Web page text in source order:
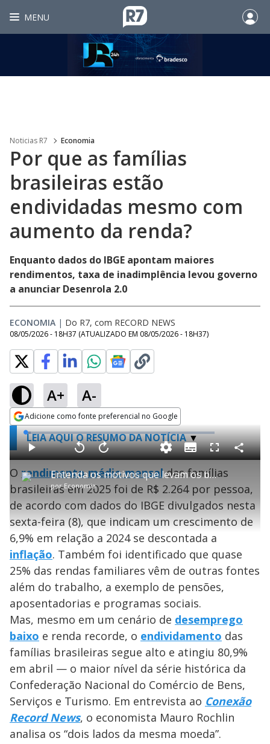
MENU
Noticias R7 Economia
Por que as famílias
brasileiras estão
endividadas mesmo com
aumento da renda?
Enquanto dados do IBGE apontam maiores
rendimentos, taxa de inadimplência levou governo
a anunciar Desenrola 2.0
ECONOMIA | Do R7, com RECORD NEWS
08/05/2026 - 18H37 (ATUALIZADO EM 08/05/2026 - 18H37)
A+ A-
Adicione como fonte preferencial no Google
Opens in new window
LEIA AQUI O RESUMO DA NOTÍCIA
P
l
a
y
V
i
d
e
Entenda os motivos que levam os brasileiros ao endividamento
porEconomia
P
a
y
V
l
t
r
1
s
e
g
u
d
o
A
a
n
a
r
0
s
e
g
n
d
s
u
d
L
o
a
d
e
:
2
.
9
0
S
u
b
t
i
t
F
l
l
c
r
e
n
C
o
r
t
l
h
O rendimento médio mensaldas famílias
brasileiras em 2025 foi de R$ 2.264 por pessoa,
de acordo com dados do IBGE divulgados nesta
sexta-feira (8), que indicam um crescimento de
6,9% em relação a 2024 se descontada a
inflação. Também foi identificado que quase
25% das rendas familiares vêm de outras fontes
além do trabalho, a exemplo de pensões,
aposentadorias e programas sociais.
Mas, mesmo em um cenário de desemprego
baixo e renda recorde, o endividamento das
famílias brasileiras segue alto e atingiu 80,9%
em abril — o maior nível da série histórica da
Confederação Nacional do Comércio de Bens,
Serviços e Turismo. Em entrevista ao Conexão
Record News, o economista Mauro Rochlin
analisa os “dois lados da mesma moeda”.